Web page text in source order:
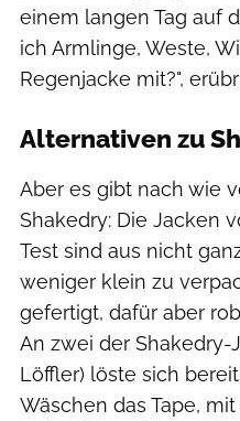
einem langen Tag auf
ich Armlinge, Weste,
Regenjacke mit?",
Alternativen zu
Aber es gibt nach wie
Shakedry: Die Jacken
Test sind aus nicht
weniger klein zu
gefertigt, dafür aber
An zwei der
Löffler) löste sich
Wäschen das Tape,